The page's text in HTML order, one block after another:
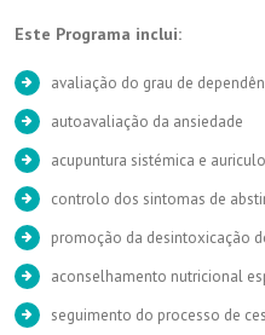
Este Programa inclui:
avaliação do grau de
autoavaliação da ansiedade
acupuntura sistémica e
controlo dos sintomas de
promoção da desintoxicação
aconselhamento nutricional
seguimento do processo de